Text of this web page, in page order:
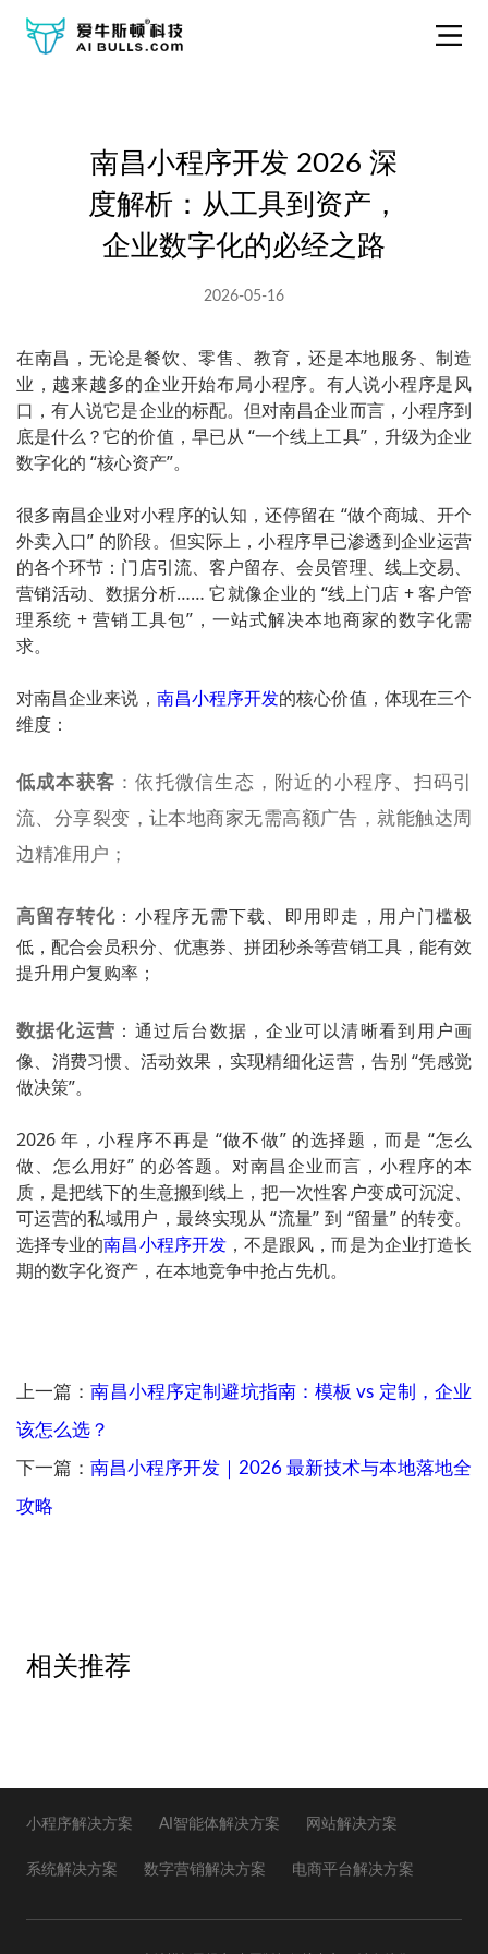
南昌小程序开发 2026 深
度解析：从工具到资产，
企业数字化的必经之路
2026-05-16
在南昌，无论是餐饮、零售、教育，还是本地服务、制造
业，越来越多的企业开始布局小程序。有人说小程序是风
口，有人说它是企业的标配。但对南昌企业而言，小程序到
底是什么？它的价值，早已从 “一个线上工具”，升级为企业
数字化的 “核心资产”。
很多南昌企业对小程序的认知，还停留在 “做个商城、开个
外卖入口” 的阶段。但实际上，小程序早已渗透到企业运营
的各个环节：门店引流、客户留存、会员管理、线上交易、
营销活动、数据分析…… 它就像企业的 “线上门店 + 客户管
理系统 + 营销工具包”，一站式解决本地商家的数字化需
求。
对南昌企业来说， 南昌小程序开发的核心价值，体现在三个
维度：
低成本获客 ：依托微信生态，附近的小程序、扫码引
流、分享裂变，让本地商家无需高额广告，就能触达周
边精准用户；
高留存转化 ：小程序无需下载、即用即走，用户门槛极
低，配合会员积分、优惠券、拼团秒杀等营销工具，能有效
提升用户复购率；
数据化运营 ：通过后台数据，企业可以清晰看到用户画
像、消费习惯、活动效果，实现精细化运营，告别 “凭感觉
做决策”。
2026 年，小程序不再是 “做不做” 的选择题，而是 “怎么
做、怎么用好” 的必答题。对南昌企业而言，小程序的本
质，是把线下的生意搬到线上，把一次性客户变成可沉淀、
可运营的私域用户，最终实现从 “流量” 到 “留量” 的转变。
选择专业的南昌小程序开发，不是跟风，而是为企业打造长
期的数字化资产，在本地竞争中抢占先机。
上一篇：南昌小程序定制避坑指南：模板 vs 定制，企业
该怎么选？
下一篇： 南昌小程序开发｜2026 最新技术与本地落地全
攻略
相关推荐
小程序解决方案 AI智能体解决方案 网站解决方案
系统解决方案 数字营销解决方案 电商平台解决方案